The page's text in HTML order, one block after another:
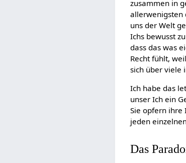
zusammen in
allerwenigsten
uns der Welt
Ichs bewusst
dass das was
Recht fühlt,
sich über viele
Ich habe das
unser Ich ein
Sie opfern ihre
jeden
Das